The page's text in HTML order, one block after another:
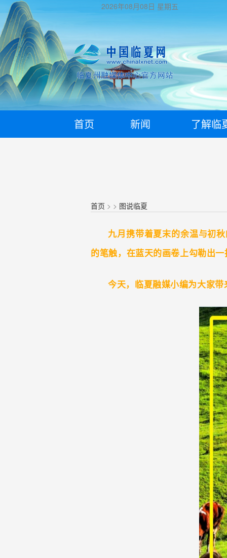
2026年08月08日 星期五
首页 新闻 了解临
首页 > > 图说临夏
九月携带着夏末的余温与初
的笔触，在蓝天的画卷上勾勒出
今天，临夏融媒小编为大家